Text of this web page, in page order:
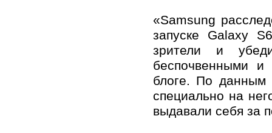
«Samsung
запуске Galaxy
зрители и
беспочвенными
блоге. По данным
специально на
выдавали себя за